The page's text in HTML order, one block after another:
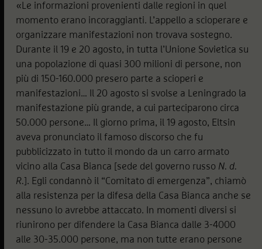
«Le informazioni provenienti dalle regioni in quel
momento erano incoraggianti. L’appello a scioperare e
organizzare manifestazioni non trovava sostegno.
Durante il 19 e 20 agosto, in tutta l’Unione Sovietica su
una popolazione di quasi 300 milioni di persone, non
più di 150-160.000 presero parte a scioperi e
manifestazioni… Il 20 agosto si svolse a Leningrado la
manifestazione più grande, a cui parteciparono circa
50.000 persone… Il giorno prima, il 19 agosto, Eltsin
aveva pronunciato il famoso discorso che fu
pubblicizzato in tutto il mondo da un carro armato
vicino alla Casa Bianca [sede del governo russo N. d.
R.]. Egli condannò il “Comitato di emergenza”, chiamò
alla resistenza per la difesa della Casa Bianca anche se
nessuno lo avrebbe attaccato. In momenti diversi si
riunirono per difendere la Casa Bianca dalle 3-4000
alle 30-35.000 persone, ma non tutte erano persone